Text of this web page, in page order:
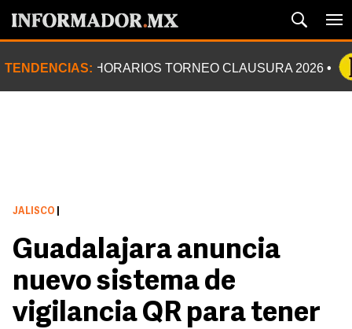
TENDENCIAS: HORARIOS TORNEO CLAUSURA 2026
JALISCO
Guadalajara anuncia
nuevo sistema de
vigilancia QR para tener